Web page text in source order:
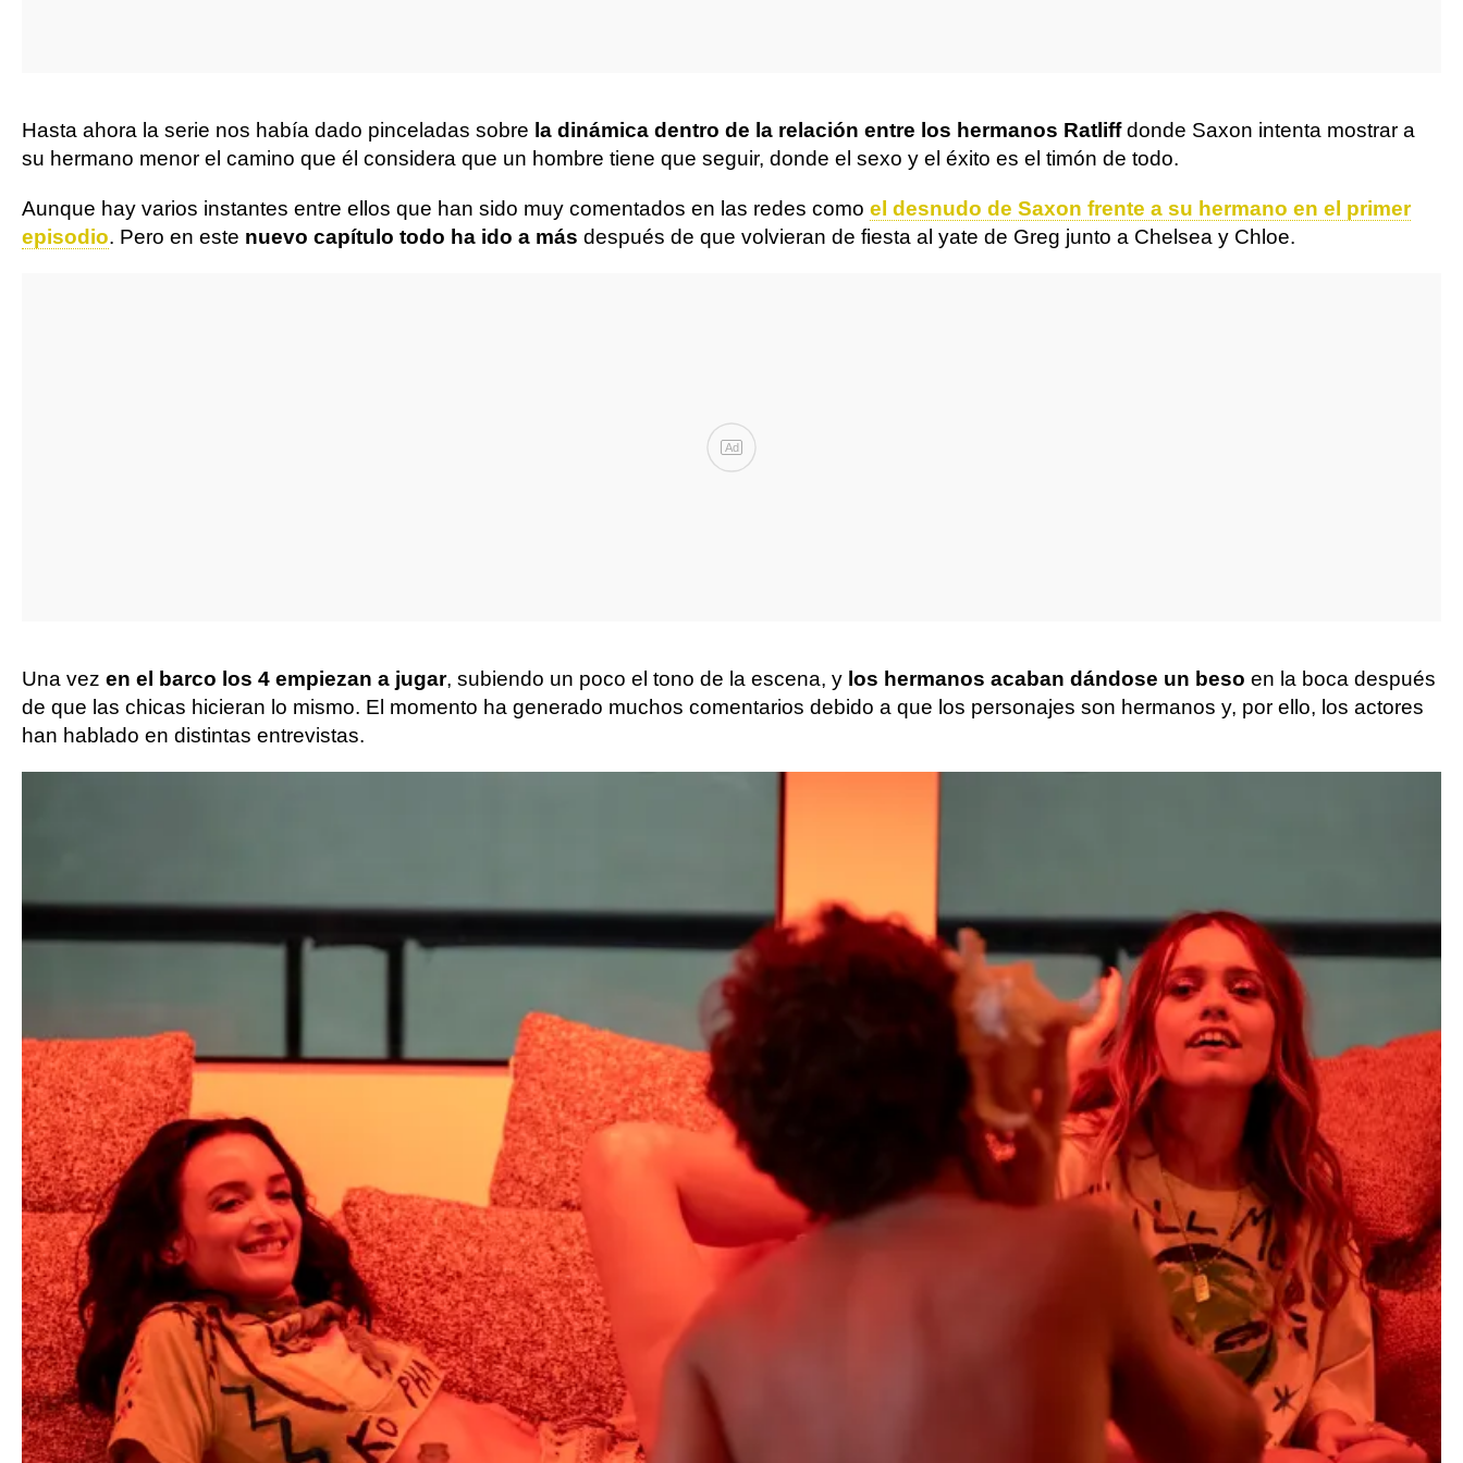
Hasta ahora la serie nos había dado pinceladas sobre la dinámica dentro de la relación entre los hermanos Ratliffdonde Saxon intenta mostrar a
su hermano menor el camino que él considera que un hombre tiene que seguir, donde el sexo y el éxito es el timón de todo.
Aunque hay varios instantes entre ellos que han sido muy comentados en las redes como el desnudo de Saxon frente a su hermano en el primer
episodio. Pero en este nuevo capítulo todo ha ido a más después de que volvieran de fiesta al yate de Greg junto a Chelsea y Chloe.
Ad
Una vez en el barco los 4 empiezan a jugar, subiendo un poco el tono de la escena, y los hermanos acaban dándose un beso en la boca después
de que las chicas hicieran lo mismo. El momento ha generado muchos comentarios debido a que los personajes son hermanos y, por ello, los actores
han hablado en distintas entrevistas.